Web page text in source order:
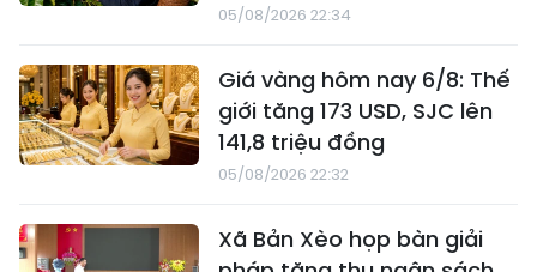
05/08/2026 22:34
Giá vàng hôm nay 6/8: Thế
giới tăng 173 USD, SJC lên
141,8 triệu đồng
05/08/2026 22:32
Xã Bản Xèo họp bàn giải